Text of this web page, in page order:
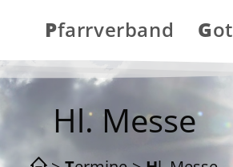
Pfarrverband
Hl. Messe